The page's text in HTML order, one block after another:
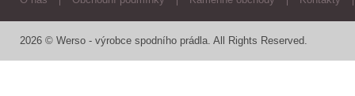
2026 © Werso - výrobce spodního prádla. All Rights Reserved.